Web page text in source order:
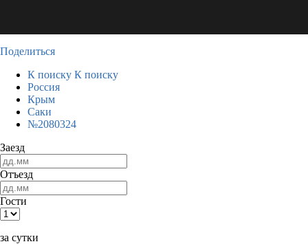
Поделиться
К поиску К поиску
Россия
Крым
Саки
№2080324
Заезд
Отъезд
Гости
за сутки